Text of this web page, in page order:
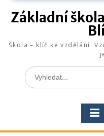
Základní
Škola – klíč ke vzdělání.
Search
for: